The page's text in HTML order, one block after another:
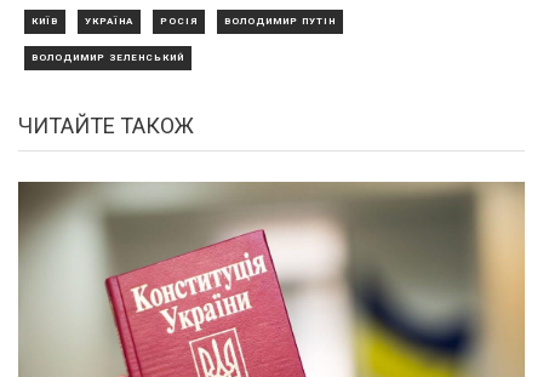
КИЇВ УКРАЇНА РОСІЯ ВОЛОДИМИР ПУТІН
ВОЛОДИМИР ЗЕЛЕНСЬКИЙ
ЧИТАЙТЕ ТАКОЖ